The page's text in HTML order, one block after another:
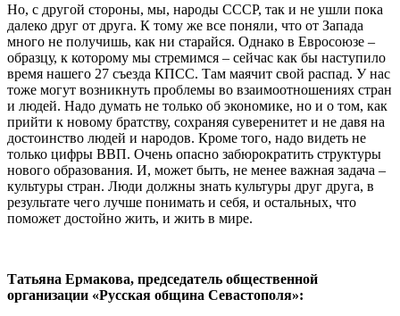
Но, с другой стороны, мы, народы СССР, так и не ушли пока
далеко друг от друга. К тому же все поняли, что от Запада
много не получишь, как ни старайся. Однако в Евросоюзе –
образцу, к которому мы стремимся – сейчас как бы наступило
время нашего 27 съезда КПСС. Там маячит свой распад. У нас
тоже могут возникнуть проблемы во взаимоотношениях стран
и людей. Надо думать не только об экономике, но и о том, как
прийти к новому братству, сохраняя суверенитет и не давя на
достоинство людей и народов. Кроме того, надо видеть не
только цифры ВВП. Очень опасно забюрократить структуры
нового образования. И, может быть, не менее важная задача –
культуры стран. Люди должны знать культуры друг друга, в
результате чего лучше понимать и себя, и остальных, что
поможет достойно жить, и жить в мире.
Татьяна Ермакова, председатель общественной
организации «Русская община Севастополя»: